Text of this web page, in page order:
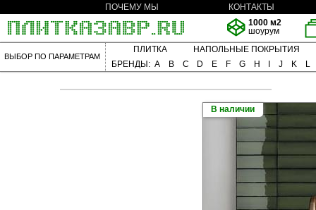
ПОЧЕМУ МЫ
КОНТАКТЫ
1000 м2
шоурум
ВЫБОР ПО ПАРАМЕТРАМ
ПЛИТКА
НАПОЛЬНЫЕ ПОКРЫТИЯ
БРЕНДЫ: A B C D E F G H J K L
В наличии